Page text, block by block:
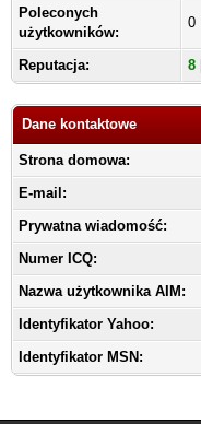
Poleconych
użytkowników:
0
Reputacja: 8
Dane kontaktowe
Strona domowa:
E-mail:
Prywatna wiadomość:
Numer ICQ:
Nazwa użytkownika AIM:
Identyfikator Yahoo:
Identyfikator MSN: